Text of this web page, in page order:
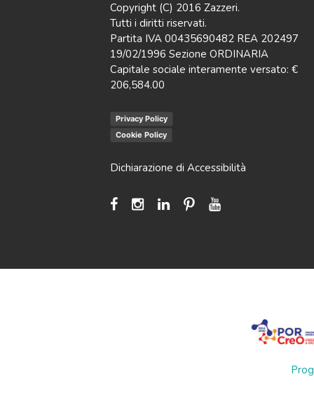
Copyright (C) 2016 Zazzeri.
Tutti i diritti riservati.
Partita IVA 00435690482 REA 202497
19/02/1996 Sezione ORDINARIA
Capitale sociale interamente versato: €
206,584.00
Privacy Policy
Cookie Policy
Dichiarazione di Accessibilità